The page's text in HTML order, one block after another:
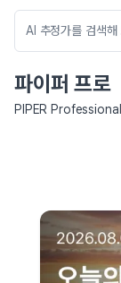
파이퍼 프로
PIPER